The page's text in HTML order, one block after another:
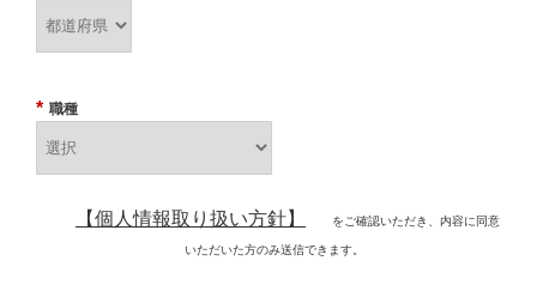
* 職種
【個人情報取り扱い方針】 をご確認いただき、内容に同意
いただいた方のみ送信できます。